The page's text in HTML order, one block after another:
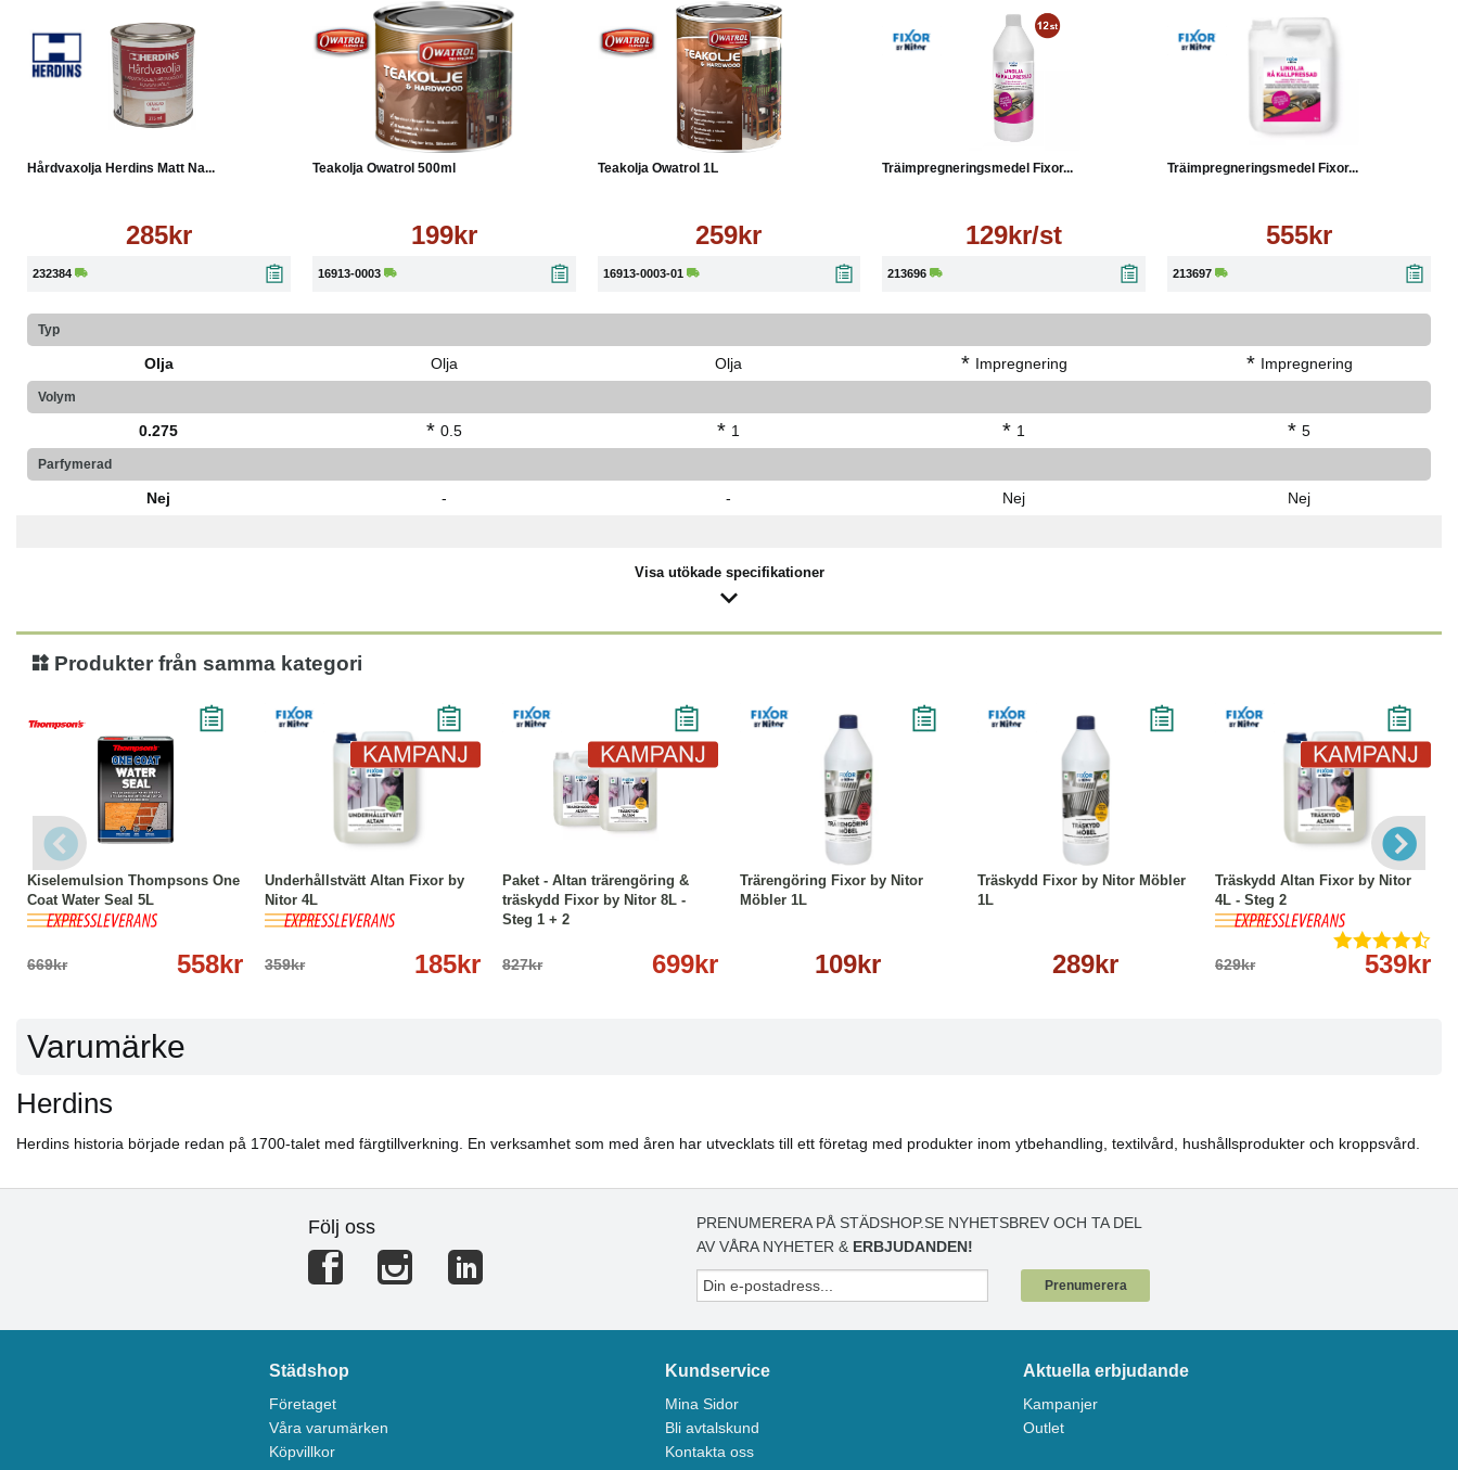
Ytan kan belastas försiktigt efter 3 dagar.
Full härdning sker efter 12 dagar vid en temperatur på 20°C och 50 % luftfuktighet.
Hårdvaxolja Herdins Matt Na...
285kr
232384
Teakolja Owatrol 500ml
199kr
16913-0003
Köp Läs mer
Teakolja Owatrol 1L
259kr
16913-0003-01
Läs mer
Träimpregneringsmedel Fixor...
129kr/st
213696
Läs mer
Träimpregneringsmedel Fixor...
555kr
213697
Typ
Olja Olja Olja * Impregnering * Impregnering
Volym
0.275 * 0.5 * 1 * 1 * 5
Parfymerad
Nej - - Nej Nej
Visa utökade specifikationer
Produkter från samma kategori
Kiselemulsion Thompsons One
Coat Water Seal 5L
669kr 558kr
-17% Köp
Underhållstvätt Altan Fixor by
Nitor 4L
359kr 185kr
Köp
Paket - Altan trärengöring &
träskydd Fixor by Nitor 8L -
Steg 1 + 2
827kr 699kr
Köp Läs mer
Trärengöring Fixor by Nitor
Möbler 1L
109kr
Träskydd Fixor by Nitor Möbler
1L
289kr
Träskydd Altan Fixor by Nitor
4L - Steg 2
629kr 539kr
Köp Läs mer
Varumärke
Herdins
Herdins historia började redan på 1700-talet med färgtillverkning. En verksamhet som med åren har utvecklats till ett företag med produkter inom ytbehandling, textilvård, hushållsprodukter och kroppsvård.
Följ oss
PRENUMERERA PÅ STÄDSHOP.SE NYHETSBREV OCH TA DEL
AV VÅRA NYHETER & ERBJUDANDEN!
Prenumerera
Städshop
Företaget
Våra varumärken
Köpvillkor
Kundservice
Mina Sidor
Bli avtalskund
Kontakta oss
Aktuella erbjudande
Kampanjer
Outlet